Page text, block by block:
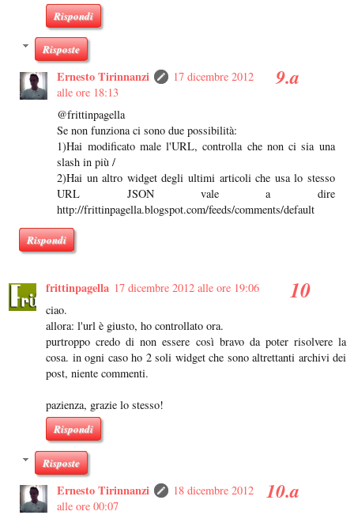
Rispondi
Risposte
Ernesto Tirinnanzi
17 dicembre 2012
alle ore 18:13
@frittinpagella
Se non funziona ci sono due possibilità:
1)Hai modificato male l'URL, controlla che non ci sia una
slash in più /
2)Hai un altro widget degli ultimi articoli che usa lo stesso
URL JSON vale a dire
http://frittinpagella.blogspot.com/feeds/comments/default
Rispondi
frittinpagella 17 dicembre 2012 alle ore 19:06
ciao.
allora: l'url è giusto, ho controllato ora.
purtroppo credo di non essere così bravo da poter risolvere la
cosa. in ogni caso ho 2 soli widget che sono altrettanti archivi dei
post, niente commenti.
pazienza, grazie lo stesso!
Rispondi
Risposte
Ernesto Tirinnanzi
18 dicembre 2012
alle ore 00:07